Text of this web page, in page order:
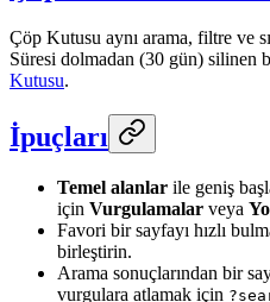
Çöp Kutusu aynı arama, filtre ve
Süresi dolmadan (30 gün) silinen
Kutusu.
İpuçları
Temel alanlar ile geniş
için Vurgulamalar veya
Favori bir sayfayı hızlı
birleştirin.
Arama sonuçlarından bir
vurgulara atlamak için